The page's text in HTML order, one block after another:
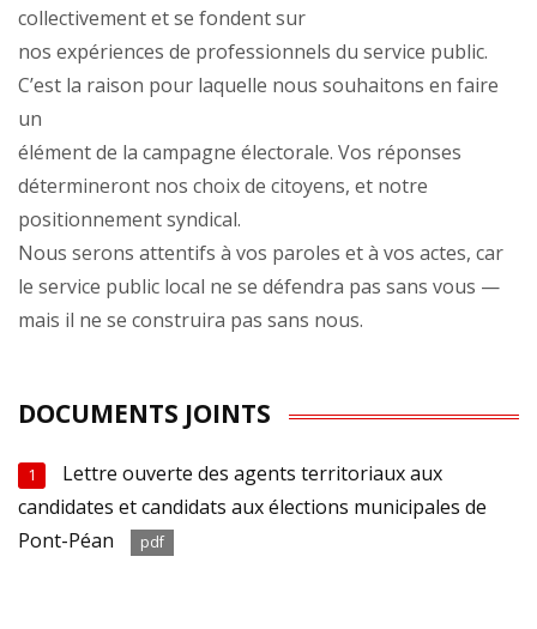
collectivement et se fondent sur
nos expériences de professionnels du service public.
C’est la raison pour laquelle nous souhaitons en faire
un
élément de la campagne électorale. Vos réponses
détermineront nos choix de citoyens, et notre
positionnement syndical.
Nous serons attentifs à vos paroles et à vos actes, car
le service public local ne se défendra pas sans vous —
mais il ne se construira pas sans nous.
DOCUMENTS JOINTS
1
Lettre ouverte des agents territoriaux aux
candidates et candidats aux élections municipales de
Pont-Péan
pdf